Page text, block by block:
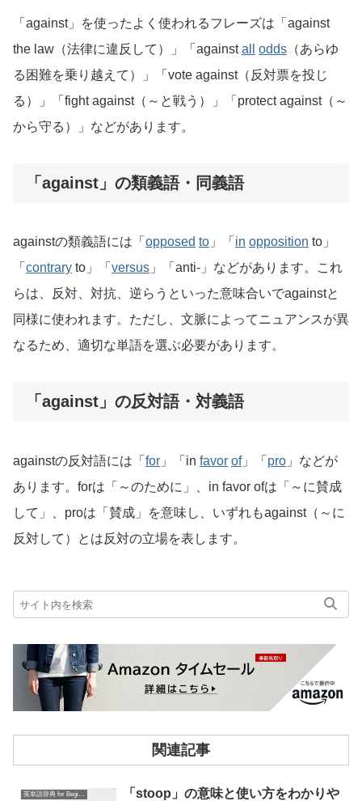
「against」を使ったよく使われるフレーズは「against
the law（法律に違反して）」「againstall odds （あらゆ
る困難を乗り越えて）」「vote against（反対票を投じ
る）」「fight against（～と戦う）」「protect against（～
から守る）」などがあります。
「against」の類義語・同義語
againstの類義語には「 opposed to 」「 in opposition to」
「 contrary to」「 versus 」「anti-」などがあります。これ
らは、反対、対抗、逆らうといった意味合いでagainstと
同様に使われます。ただし、文脈によってニュアンスが異
なるため、適切な単語を選ぶ必要があります。
「against」の反対語・対義語
againstの反対語には「 for 」「in favor of」「 pro 」などが
あります。forは「～のために」、in favor ofは「～に賛成
して」、proは「賛成」を意味し、いずれもagainst（～に
反対して）とは反対の立場を表します。
関連記事
英単語辞典 for Beginners
「stoop」の意味と使い方をわかりや